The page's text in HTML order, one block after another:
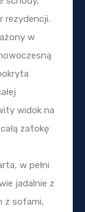
rezydencji.
w
widok na
zatokę
w pełni
jadalnie z
z sofami,